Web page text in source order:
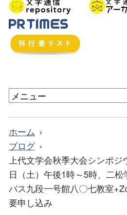
ホーム
ブログ
上代文学会秋季大会シンポジ
日（土）午後1時～5時、二
パス九段一号館八〇七教室
要申し込み